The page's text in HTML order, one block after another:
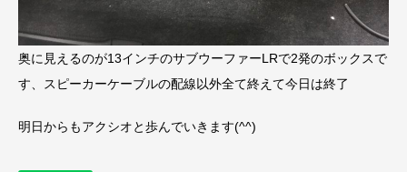
奥に見えるのが13インチのサブウーファーLRで2発のボックスで
す、スピーカーケーブルの配線以外全て終えて今日は終了
明日からもアクシオと歩んでいきます(^^)